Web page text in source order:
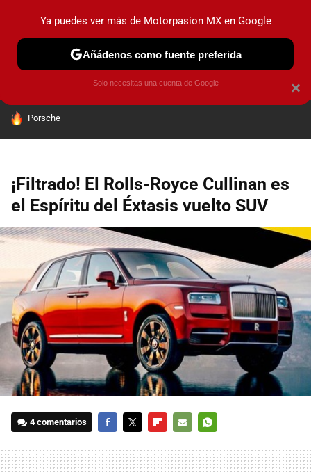
PRUEBAS INDUSTRIA HOY NO CIRCULA
HOY SE HABLA DE
Porsche
¡Filtrado! El Rolls-Royce Cullinan es
el Espíritu del Éxtasis vuelto SUV
4 comentarios
MAIL
×
Ya puedes ver más de Motorpasion MX en Google
Añádenos como fuente preferida
Solo necesitas una cuenta de Google